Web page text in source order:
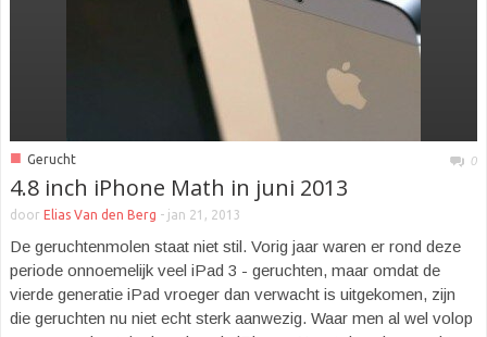
■ Gerucht 0
4.8 inch iPhone Math in juni 2013
door Elias Van den Berg - jan 21, 2013
De geruchtenmolen staat niet stil. Vorig jaar waren er rond deze
periode onnoemelijk veel iPad 3 - geruchten, maar omdat de
vierde generatie iPad vroeger dan verwacht is uitgekomen, zijn
die geruchten nu niet echt sterk aanwezig. Waar men al wel volop